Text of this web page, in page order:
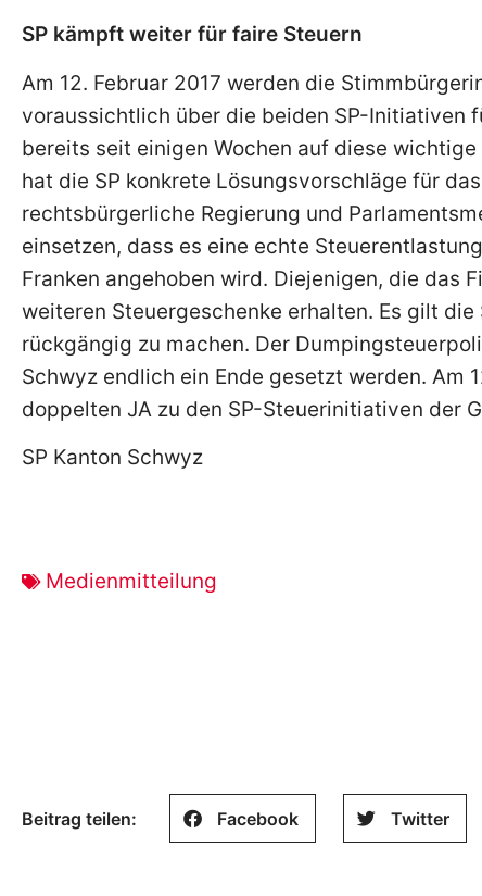
SP kämpft weiter für faire Steuern
Am 12. Februar 2017 werden die
voraussichtlich über die beiden SP-Initiativen
bereits seit einigen Wochen auf diese
hat die SP konkrete Lösungsvorschläge für
rechtsbürgerliche Regierung und
einsetzen, dass es eine echte
Franken angehoben wird. Diejenigen, die das
weiteren Steuergeschenke erhalten. Es gilt
rückgängig zu machen. Der
Schwyz endlich ein Ende gesetzt werden. Am
doppelten JA zu den SP-Steuerinitiativen der
SP Kanton Schwyz
Medienmitteilung
Beitrag teilen: Facebook Twitter